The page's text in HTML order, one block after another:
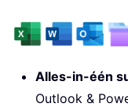
Alles-in-één
Outlook &